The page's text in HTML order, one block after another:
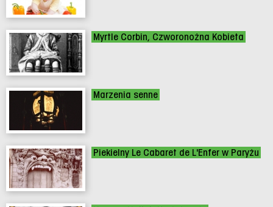
Myrtle Corbin, Czworonożna Kobieta
Marzenia senne
Piekielny Le Cabaret de L'Enfer w Paryżu